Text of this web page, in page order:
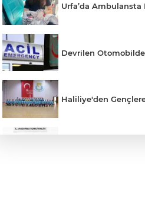
Urfa’da Ambulansta
Devrilen Otomobilde
Haliliye'den